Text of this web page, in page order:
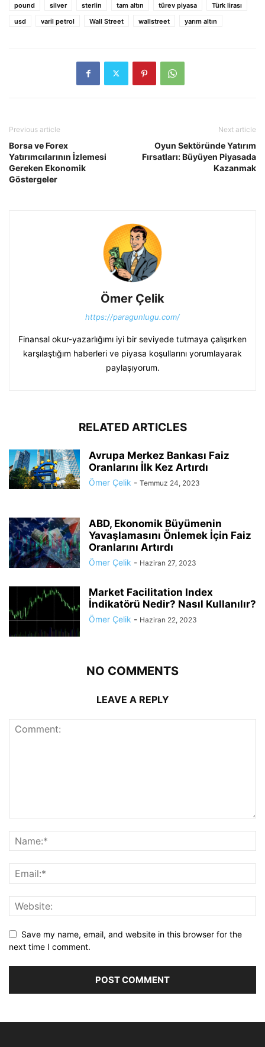
pound
silver sterlin tam altın türev piyasa
Türk lirası
usd
varil petrol Wall Street wallstreet yarım altın
Previous article
Borsa ve Forex
Yatırımcılarının İzlemesi
Gereken Ekonomik
Göstergeler
Next article
Oyun Sektöründe Yatırım
Fırsatları: Büyüyen Piyasada
Kazanmak
Ömer Çelik
https://paragunlugu.com/
Finansal okur-yazarlığımı iyi bir seviyede tutmaya çalışırken
karşılaştığım haberleri ve piyasa koşullarını yorumlayarak
paylaşıyorum.
RELATED ARTICLES
Avrupa Merkez Bankası Faiz
Oranlarını İlk Kez Artırdı
Ömer Çelik - Temmuz 24, 2023
ABD, Ekonomik Büyümenin
Yavaşlamasını Önlemek İçin Faiz
Oranlarını Artırdı
Ömer Çelik - Haziran 27, 2023
Market Facilitation Index
İndikatörü Nedir? Nasıl Kullanılır?
Ömer Çelik - Haziran 22, 2023
NO COMMENTS
LEAVE A REPLY
Save my name, email, and website in this browser for the
next time I comment.